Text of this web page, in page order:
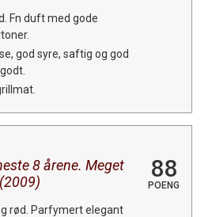
Fn duft med gode
god syre, saftig og god
8 årene. Meget
88
POENG
rød. Parfymert elegant